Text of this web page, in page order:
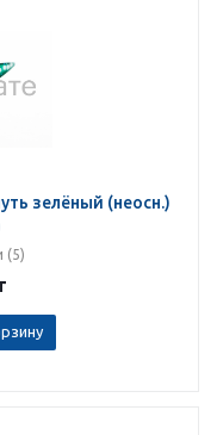
зелёный (неосн.)
(5)